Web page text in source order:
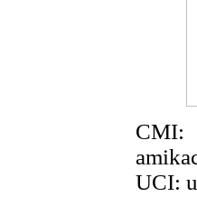
CMI:
UCI: